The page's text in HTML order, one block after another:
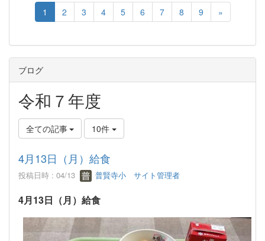
1 2 3 4 5 6 7 8 9 »
ブログ
令和７年度
全ての記事 10件
4月13日（月）給食
投稿日時 : 04/13 普賢寺小 サイト管理者
4月13日（月）給食